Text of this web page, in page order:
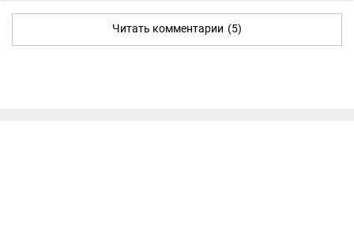
Читать комментарии (5)